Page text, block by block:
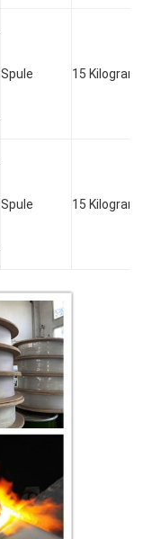
Spule 15 Kilogramm
Spule 15 Kilogramm